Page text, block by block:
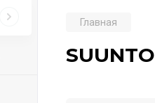
Главная
SUUNTO